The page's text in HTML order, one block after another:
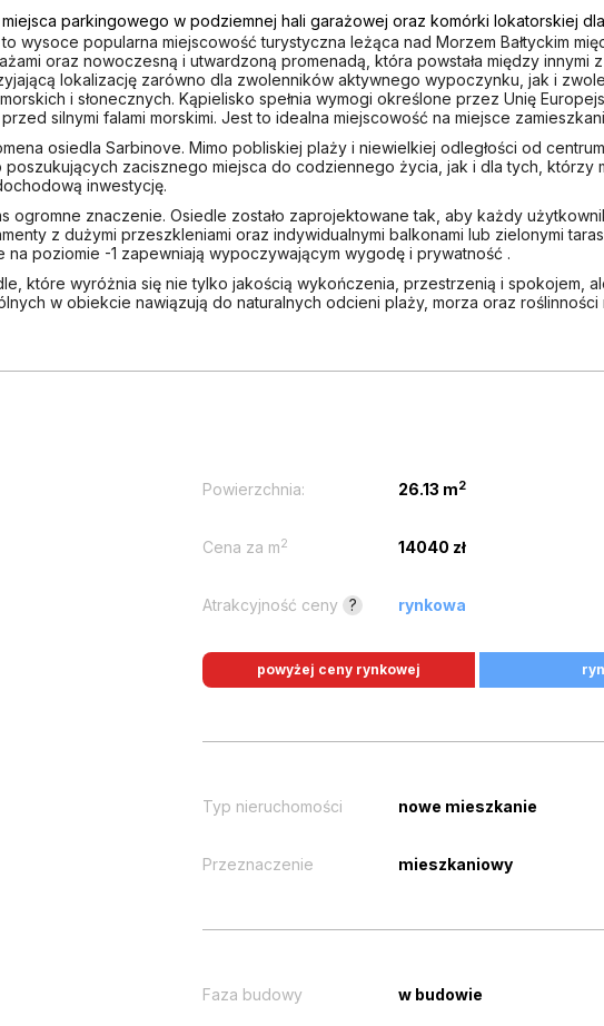
parkingowego w podziemnej hali garażowej oraz komórki lokatorskiej
wysoce popularna miejscowość turystyczna leżąca nad Morzem Bałtyckim
oraz nowoczesną i utwardzoną promenadą, która powstała między innymi
lokalizację zarówno dla zwolenników aktywnego wypoczynku, jak i
i słonecznych. Kąpielisko spełnia wymogi określone przez Unię
silnymi falami morskimi. Jest to idealna miejscowość na miejsce
osiedla Sarbinove. Mimo pobliskiej plaży i niewielkiej odległości od
zacisznego miejsca do codziennego życia, jak i dla tych,
inwestycję.
ogromne znaczenie. Osiedle zostało zaprojektowane tak, aby każdy
z dużymi przeszkleniami oraz indywidualnymi balkonami lub zielonymi
na poziomie -1 zapewniają wypoczywającym wygodę i prywatność .
które wyróżnia się nie tylko jakością wykończenia, przestrzenią i spokojem,
w obiekcie nawiązują do naturalnych odcieni plaży, morza oraz
Powierzchnia: 26.13 m2
Cena za m2 14040 zł
Atrakcyjność ceny ? rynkowa
powyżej ceny rynkowej
Typ nieruchomości nowe mieszkanie
Przeznaczenie mieszkaniowy
Faza budowy w budowie